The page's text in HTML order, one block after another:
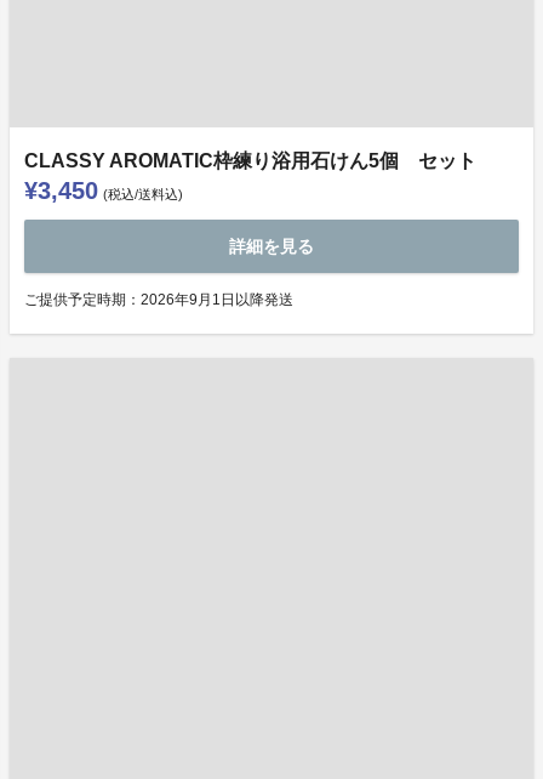
CLASSY AROMATIC枠練り浴用石けん5個 セット
¥3,450 (税込/送料込)
詳細を見る
ご提供予定時期：2026年9月1日以降発送